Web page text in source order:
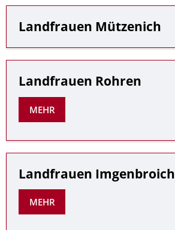
Landfrauen Mützenich
Landfrauen Rohren
MEHR
Landfrauen Imgenbroich
MEHR